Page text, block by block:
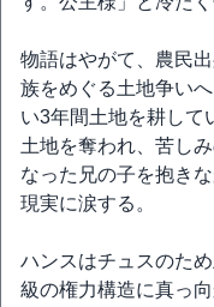
物語はやがて、農民
族をめぐる土地争い
い3年間土地を耕して
土地を奪われ、苦し
なった兄の子を抱き
現実に涙する。
ハンスはチュスのた
級の権力構造に真っ